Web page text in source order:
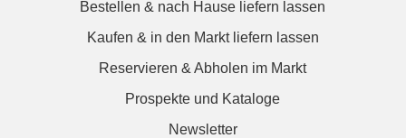
Bestellen & nach Hause liefern lassen
Kaufen & in den Markt liefern lassen
Reservieren & Abholen im Markt
Prospekte und Kataloge
Newsletter